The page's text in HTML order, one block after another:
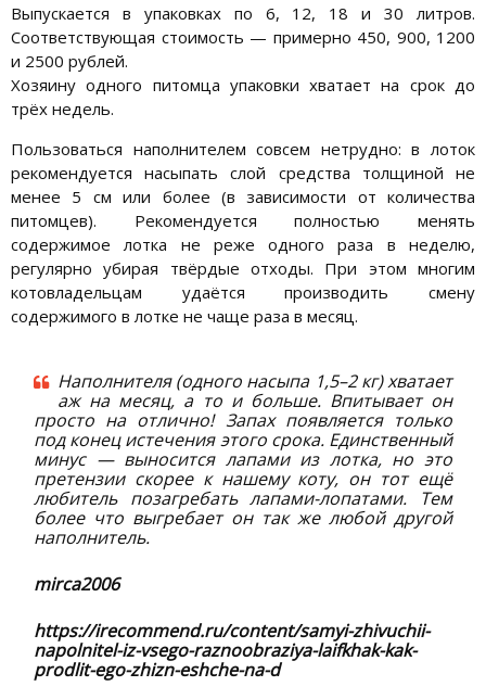
Выпускается в упаковках по 6, 12, 18 и 30 литров.
Соответствующая стоимость — примерно 450, 900, 1200
и 2500 рублей.
Хозяину одного питомца упаковки хватает на срок до
трёх недель.
Пользоваться наполнителем совсем нетрудно: в лоток
рекомендуется насыпать слой средства толщиной не
менее 5 см или более (в зависимости от количества
питомцев). Рекомендуется полностью менять
содержимое лотка не реже одного раза в неделю,
регулярно убирая твёрдые отходы. При этом многим
котовладельцам удаётся производить смену
содержимого в лотке не чаще раза в месяц.
Наполнителя (одного насыпа 1,5–2 кг) хватает
аж на месяц, а то и больше. Впитывает он
просто на отлично! Запах появляется только
под конец истечения этого срока. Единственный
минус — выносится лапами из лотка, но это
претензии скорее к нашему коту, он тот ещё
любитель позагребать лапами-лопатами. Тем
более что выгребает он так же любой другой
наполнитель.
mirca2006
https://irecommend.ru/content/samyi-zhivuchii-
napolnitel-iz-vsego-raznoobraziya-laifkhak-kak-
prodlit-ego-zhizn-eshche-na-d